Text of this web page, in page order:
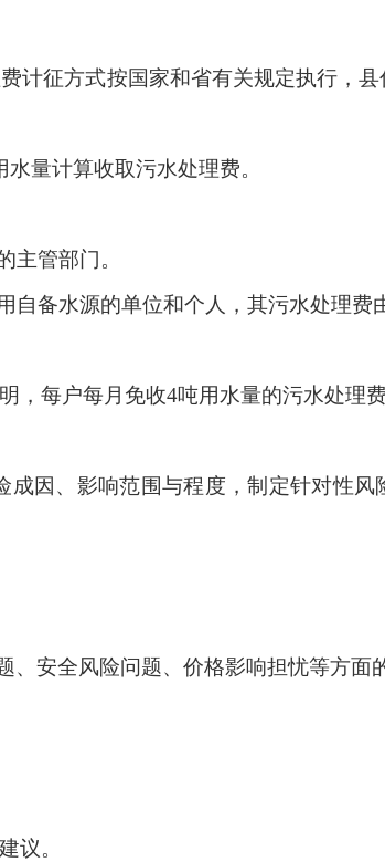
计征方式按国家和省有关规定执行，
水量计算收取污水处理费。
主管部门。
自备水源的单位和个人，其污水处理
，每户每月免收4吨用水量的污水处理费
因、影响范围与程度，制定针对性
安全风险问题、价格影响担忧等方面
议。